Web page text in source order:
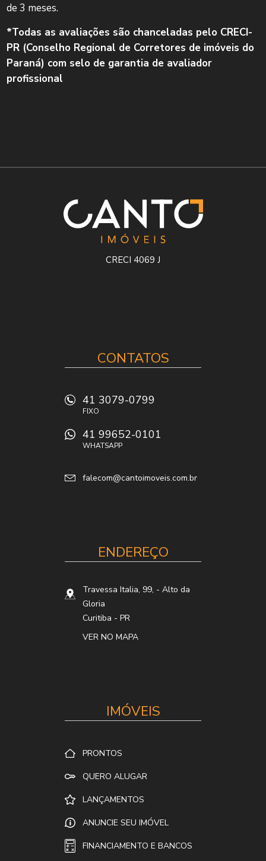
de 3 meses.
*Todas as avaliações são chanceladas pelo CRECI-
PR (Conselho Regional de Corretores de imóveis do
Paraná) com selo de garantia de avaliador
profissional
CRECI 4069 J
CONTATOS
41 3079-0799
FIXO
41 99652-0101
WHATSAPP
falecom@cantoimoveis.com.br
ENDEREÇO
Travessa Italia, 99, - Alto da
Gloria
Curitiba - PR
VER NO MAPA
IMÓVEIS
PRONTOS
QUERO ALUGAR
LANÇAMENTOS
ANUNCIE SEU IMÓVEL
FINANCIAMENTO E BANCOS